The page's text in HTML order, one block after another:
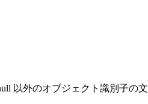
以外のオブジェクト識別子の文